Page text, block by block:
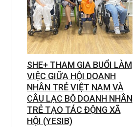
SHE+ THAM GIA BUỔI LÀM
VIỆC GIỮA HỘI DOANH
NHÂN TRẺ VIỆT NAM VÀ
CÂU LẠC BỘ DOANH NHÂN
TRẺ TẠO TÁC ĐỘNG XÃ
HỘI (YESIB)